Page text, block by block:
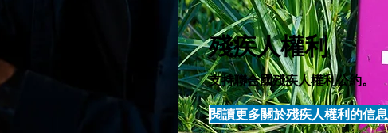
殘疾人權利
支持聯合國殘疾人權利公約。
閱讀更多關於殘疾人權利的信息